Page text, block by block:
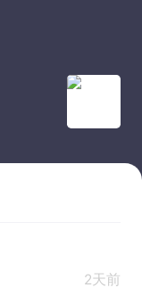
2天前